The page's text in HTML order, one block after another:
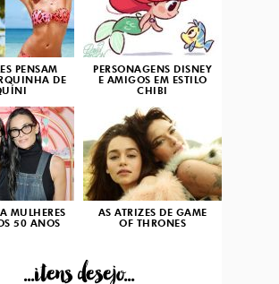
PENSAM
DE
PERSONAGENS DISNEY
E AMIGOS EM ESTILO
CHIBI
MULHERES
50 ANOS
AS ATRIZES DE GAME
OF THRONES
...itens desejo...